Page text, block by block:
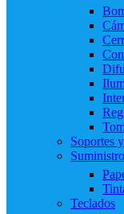
Soportes
Teclados